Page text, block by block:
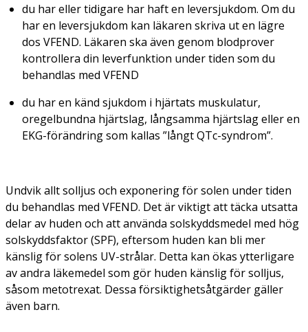
du har eller tidigare har haft en leversjukdom. Om du
har en leversjukdom kan läkaren skriva ut en lägre
dos VFEND. Läkaren ska även genom blodprover
kontrollera din leverfunktion under tiden som du
behandlas med VFEND
du har en känd sjukdom i hjärtats muskulatur,
oregelbundna hjärtslag, långsamma hjärtslag eller en
EKG-förändring som kallas ”långt QTc-syndrom”.
Undvik allt solljus och exponering för solen under tiden
du behandlas med VFEND. Det är viktigt att täcka utsatta
delar av huden och att använda solskyddsmedel med hög
solskyddsfaktor (SPF), eftersom huden kan bli mer
känslig för solens UV-strålar. Detta kan ökas ytterligare
av andra läkemedel som gör huden känslig för solljus,
såsom metotrexat. Dessa försiktighetsåtgärder gäller
även barn.